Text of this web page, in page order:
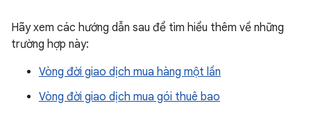
Hãy xem các hướng dẫn sau để tìm hiểu thêm về những
trường hợp này:
Vòng đời giao dịch mua hàng một lần
Vòng đời giao dịch mua gói thuê bao